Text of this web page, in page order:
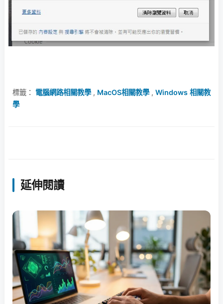
標籤： 電腦網路相關教學, MacOS相關教學, Windows 相關教
學
延伸閱讀